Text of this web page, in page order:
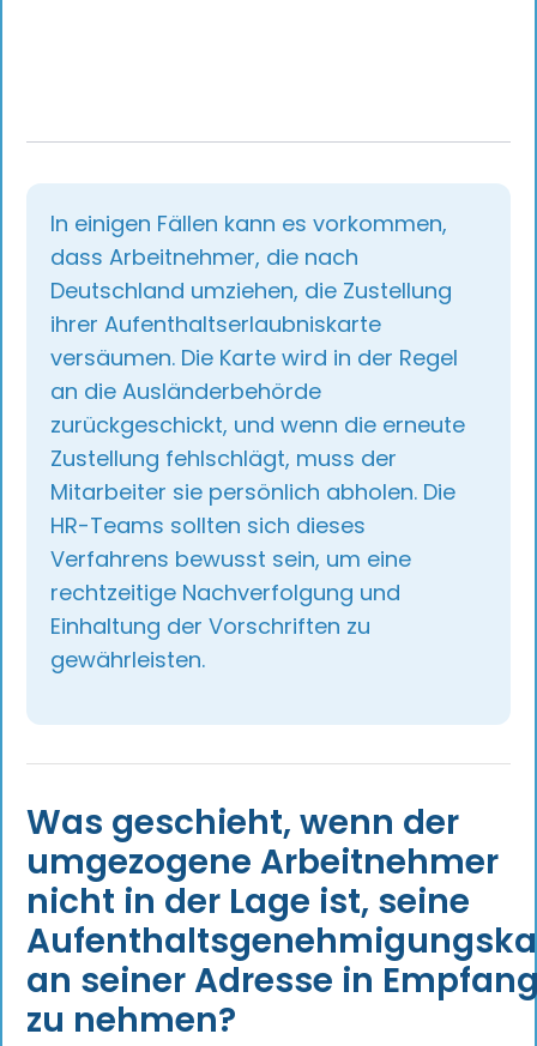
Arbeitgeber zu den Verfahren der Bundesagentur
der Blauen Karte EU sowie zu den sich
weiterentwickelnden Rahmenbedingungen für
Fachkräfte in Deutschland.
In einigen Fällen kann es vorkommen,
dass Arbeitnehmer, die nach
Deutschland umziehen, die Zustellung
ihrer Aufenthaltserlaubniskarte
versäumen. Die Karte wird in der Regel
an die Ausländerbehörde
zurückgeschickt, und wenn die erneute
Zustellung fehlschlägt, muss der
Mitarbeiter sie persönlich abholen. Die
HR-Teams sollten sich dieses
Verfahrens bewusst sein, um eine
rechtzeitige Nachverfolgung und
Einhaltung der Vorschriften zu
gewährleisten.
Was geschieht, wenn der
umgezogene Arbeitnehmer
nicht in der Lage ist, seine
an seiner Adresse in
zu nehmen?